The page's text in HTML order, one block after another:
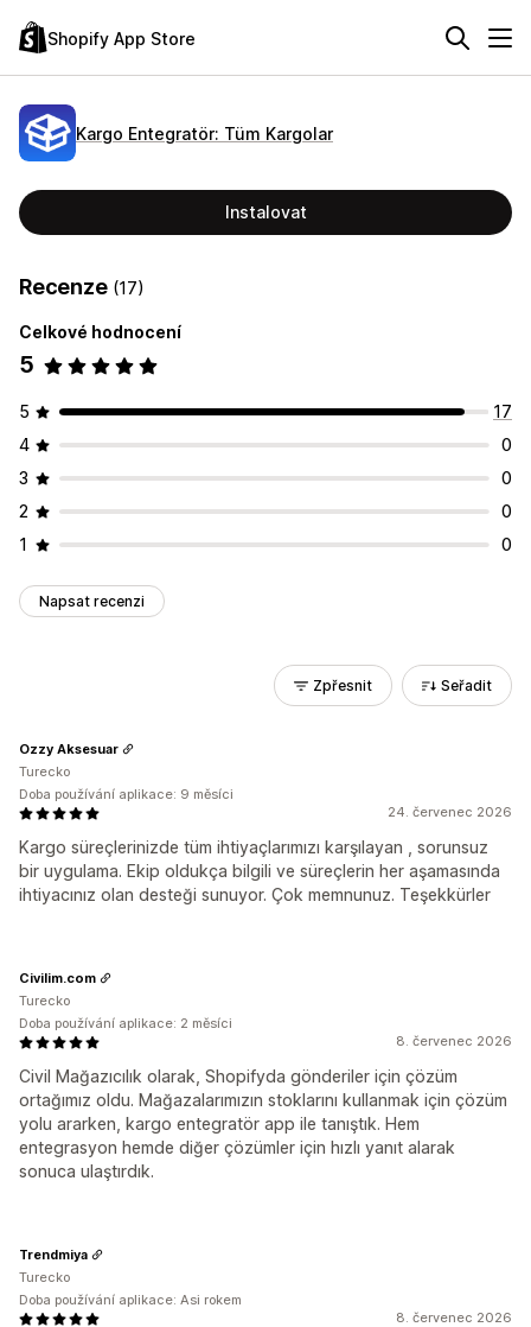
Shopify App Store
Kargo Entegratör: Tüm Kargolar
Instalovat
Recenze (17)
Celkové hodnocení
5
5
17
4
0
3
0
2
0
1
0
Napsat recenzi
Zpřesnit Seřadit
24. červenec 2026
Kargo süreçlerinizde tüm ihtiyaçlarımızı karşılayan , sorunsuz
bir uygulama. Ekip oldukça bilgili ve süreçlerin her aşamasında
ihtiyacınız olan desteği sunuyor. Çok memnunuz. Teşekkürler
Ozzy Aksesuar
Turecko
Doba používání aplikace: 9 měsíci
8. červenec 2026
Civil Mağazıcılık olarak, Shopifyda gönderiler için çözüm
ortağımız oldu. Mağazalarımızın stoklarını kullanmak için çözüm
yolu ararken, kargo entegratör app ile tanıştık. Hem
entegrasyon hemde diğer çözümler için hızlı yanıt alarak
sonuca ulaştırdık.
Civilim.com
Turecko
Doba používání aplikace: 2 měsíci
8. červenec 2026
Trendmiya
Turecko
Doba používání aplikace: Asi rokem